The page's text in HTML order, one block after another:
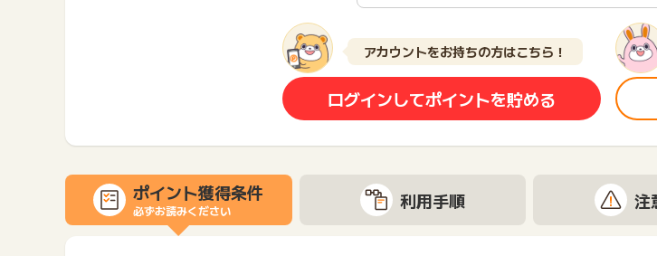
アカウントをお持ちの方はこちら！
ログインしてポイントを貯める
ポイント獲得条件
必ずお読みください 利用手順 注